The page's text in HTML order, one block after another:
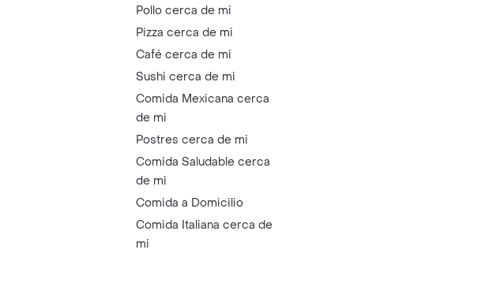
Pollo cerca de mi
Pizza cerca de mi
Café cerca de mi
Sushi cerca de mi
Comida Mexicana cerca
de mi
Postres cerca de mi
Comida Saludable cerca
de mi
Comida a Domicilio
Comida Italiana cerca de
mi